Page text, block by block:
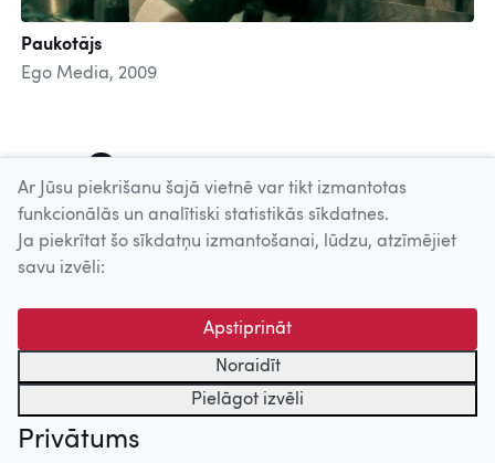
Paukotājs
Ego Media, 2009
Uz augšu
© 2026 Nacionālais Kino centrs, Kultūras informācijas sistēmu
centrs. Sadarbības partneris: Latvijas Valsts
kinofotofonodokumentu arhīvs.
Ar Jūsu piekrišanu šajā vietnē var tikt izmantotas
funkcionālās un analītiski statistikās sīkdatnes.
Ja piekrītat šo sīkdatņu izmantošanai, lūdzu, atzīmējiet
savu izvēli:
Apstiprināt
Noraidīt
Pielāgot izvēli
Privātums